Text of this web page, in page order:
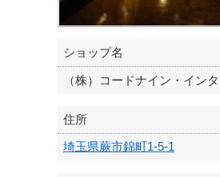
ショップ名
（株）コードナイン・イン
住所
埼玉県蕨市錦町1-5-1